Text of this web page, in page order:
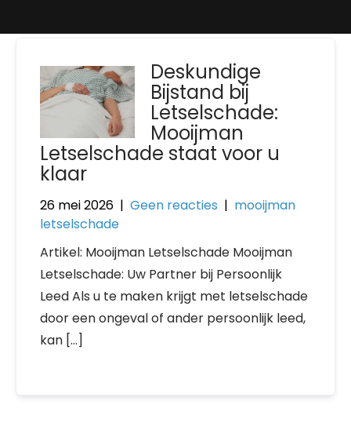
Deskundige
Bijstand bij
Letselschade:
Mooijman
Letselschade staat voor u
klaar
26 mei 2026 | Geen reacties | mooijman
letselschade
Artikel: Mooijman Letselschade Mooijman
Letselschade: Uw Partner bij Persoonlijk
Leed Als u te maken krijgt met letselschade
door een ongeval of ander persoonlijk leed,
kan […]